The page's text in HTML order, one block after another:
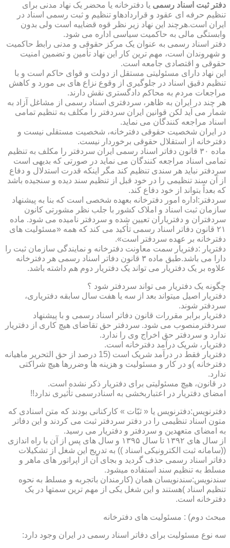
دفتر ثبت اسناد رسمی یا دفترخانه یا محضر یک نهاد مدنی برای
تنظیم حرفه ای عقود و قراردادهاو تنظیم و ثبت رسمی اسناد در
ایران است.هرچند این نهاد زیر نظر قوه قضاییه است ولی بدون
وابستگی مالی به حاکمیت سیاسی اداره می شود.
دفتر اسناد رسمی به عنوان یک مرکز حقوقی و مدنی رابط حاکمیت
و شهروندان است، مهم ترین کار این نهاد تأمین و تضمین امنیت
حقوقی و اقتصادی جامعه است.
این نهاد دارای مسئولیتی مستقل از دولت و قوای حاکم است و با
تنظیم دقیق اسناد در جلوگیری از وقوع نزاع های بی مورد و کاهش
مراجعات مردم به محاکم دادگستری نقش دارند.
هر چند در ایران به ظاهر، سردفتری اسناد رسمی از مشاغل آزاد به
شمار می آید لکن قوانین ایران سردفتر را مکلف به تنظیم تمامی
اسناد مراجعه کنندگان می نماید.
در ایران شخصیت حقوقی دفترخانه، شخصیت مستقلی نیست و
دفترخانه از استقلال حقوقی برخوردار نیست.
ماده ۳۰ قانون دفاتر اسناد رسمی ایران سردفتر را مکلف به تنظیم
تمامی اسناد مراجعه کنندگان می نماید در صورتی که بدیهی است
سردفتر نباید هر سندی تنظیم کند مگر اینکه قدرت استدلال و دفاع
از آن سند تنظیمی را در خود قبل از تنظیم سند دیده و سنجیده باشد
که بعداً بتواند از خود دفاع کند.
سردفتر:اداره امور دفترخانه بعهده شخصی است که بنا به پیشنهاد
سازمان ثبت اسناد و املاک کشور با جلب نظر مشورتی کانون
سردفتران و دفتریاران تعیین شده و سردفتر نامیده می شود. ماده
۲۱ قانون دفاتر اسناد رسمی تأکید می کند که همه «مسئولیت های
دفترخانه بر عهده سردفتر است».
دفتریار :دفتریار سمت معاونت دفترخانه و نمایندگی سازمان ثبت را
دارا می باشد.طبق ماده ۳ قانون دفاتر اسناد رسمی هر دفترخانه
علاوه بر یک دفتریار می تواند یک دفتریار دوم هم داشته باشد.
چگونه یک دفتریار می تواند سردفتر شود ؟
دفتریار اصیل میتواند بعد از سه یا هفت سال سابقه دفتریاری،
سردفتر شوند.
دفتریار برابر مقررات قانون دفاتر اسناد رسمی و با پیشنهاد
سردفترمنصوب می شود. سردفتر حق تقاضای هیچ کاری از دفتریار
ندارد و سردفتر حق اخراج وی را ندارد.
دفتریار، شریک درآمد دفترخانه است.
دفتریار فقط در درآمد شریک است (15 درصد از حق التحریر ماهیانه
دفترخانه )و در کار و مسئولیت و هزینه ها وضررها هیچ شراکتی
ندارد.
در قانون، هیچ مسئولیتی برای دفتریار ذکر نشده است.
امضای دفتریار در اعتباربخشی به اسنادرسمی تأثیری ندارد!!
دفترنویس:دفترنویس یا « ثبّات » کارکنانی بودند که متن اسنادی که
متون اسناد تنظیمی را در دفتر سردفتر ثبت می کردند و این دفاتر
به امضای متعهدین و سردفتر و دفتریار می رسید.
از سال های ۱۳۹۲ تا سال ۱۳۹۵ و سال های پس از آن با راه اندازی
((سامانه ثبت الکترونیکی اسناد )) به تدریج این شغل از تشکیلات
دفاتر اسناد رسمی حذف گردید و بجای آن از اپراتور های ماهر و
مسلط به تنظیم سند استفاده میشود.
سندنویس:سندنویسان همان (کارمندان باتجربه و مسلط به نحوه
تنظیم اسناد )هستند و این شغل یکی از مهم ترین سمتها در یک
دفترخانه است.
مبحث دوم) : مسئولیت های دفترخانه
سه نوع مسئولیت برای دفاتر اسناد رسمی در ایران وجود دارد: